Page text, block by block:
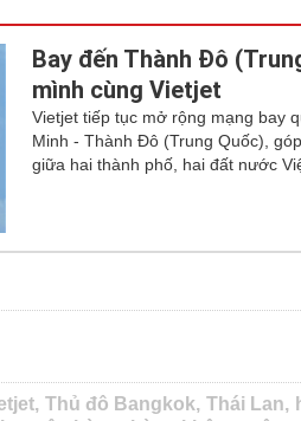
Bay đến Thành Đô
mình cùng Vietjet
Vietjet tiếp tục mở rộng mạng bay
Minh - Thành Đô (Trung Quốc),
giữa hai thành phố, hai đất nước
Thủ đô Bangkok, Thái Lan,